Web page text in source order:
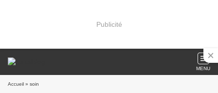
Publicité
MENU
Accueil » soin